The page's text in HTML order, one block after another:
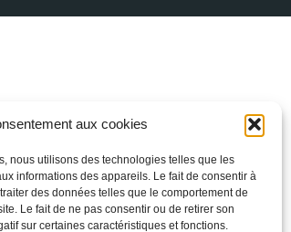
aux cookies
nous utilisons des technologies telles que les
informations des appareils. Le fait de consentir à
des données telles que le comportement de
Le fait de ne pas consentir ou de retirer son
sur certaines caractéristiques et fonctions.